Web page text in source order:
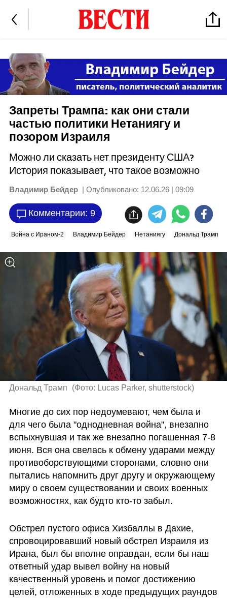
Запреты Трампа: как они стали
частью политики Нетаниягу и
позором Израиля
Можно ли сказать нет президенту США?
История показывает, что такое возможно
Владимир Бейдер | Опубликовано: 12.06.26 | 09:09
Комментарии: 9
Война с Ираном-2 Владимир Бейдер Нетаниягу Дональд Трамп
Дональд Трамп (Фото: Lucas Parker, shutterstock)
Многие до сих пор недоумевают, чем была и
для чего была "однодневная война", внезапно
вспыхнувшая и так же внезапно погашенная 7-8
июня. Вся она свелась к обмену ударами между
противоборствующими сторонами, словно они
пытались напомнить друг другу и окружающему
миру о своем существовании и своих военных
возможностях, как будто кто-то забыл.
Обстрел пустого офиса Хизбаллы в Дахие,
спровоцировавший новый обстрел Израиля из
Ирана, был бы вполне оправдан, если бы наш
ответный удар вывел войну на новый
качественный уровень и помог достижению
целей, отложенных в ходе предыдущих раундов